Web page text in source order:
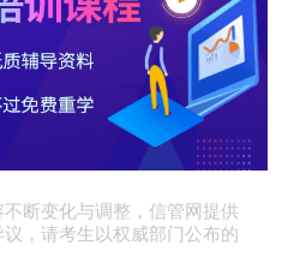
断变化与调整，信管网提供
，请考生以权威部门公布的